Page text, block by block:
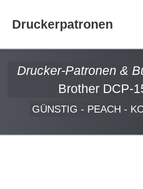
Druckerpatronen
Drucker-Patronen &
Brother DCP-
GÜNSTIG - PEACH -